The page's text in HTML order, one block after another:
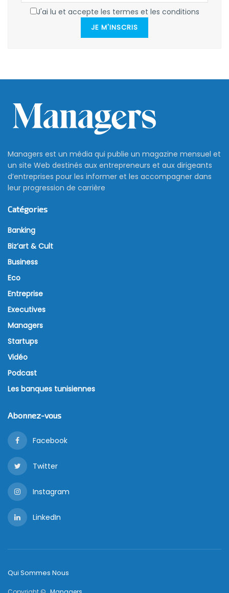
J'ai lu et accepte les termes et les conditions
JE M'INSCRIS
Managers est un média qui publie un magazine mensuel et
un site Web destinés aux entrepreneurs et aux dirigeants
d’entreprises pour les informer et les accompagner dans
leur progression de carrière
Catégories
Banking
Biz’art & Cult
Business
Eco
Entreprise
Executives
Managers
Startups
Vidéo
Podcast
Les banques tunisiennes
Abonnez-vous
Facebook
Twitter
Instagram
LinkedIn
Qui Sommes Nous